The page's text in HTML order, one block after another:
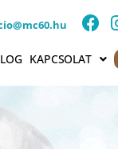
KAPCSOLAT